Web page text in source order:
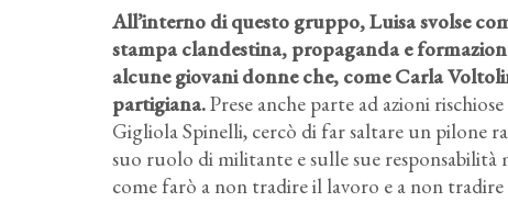
All’interno di questo gruppo, Luisa svolse
stampa clandestina, propaganda e
alcune giovani donne che, come Carla
partigiana.Prese anche parte ad azioni
Gigliola Spinelli, cercò di far saltare un pilone
suo ruolo di militante e sulle sue responsabilità
come farò a non tradire il lavoro e a non